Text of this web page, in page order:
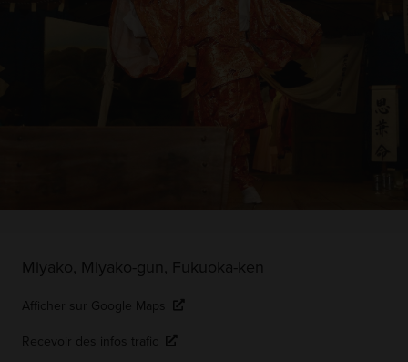
Miyako, Miyako-gun, Fukuoka-ken
Afficher sur Google Maps
Recevoir des infos trafic